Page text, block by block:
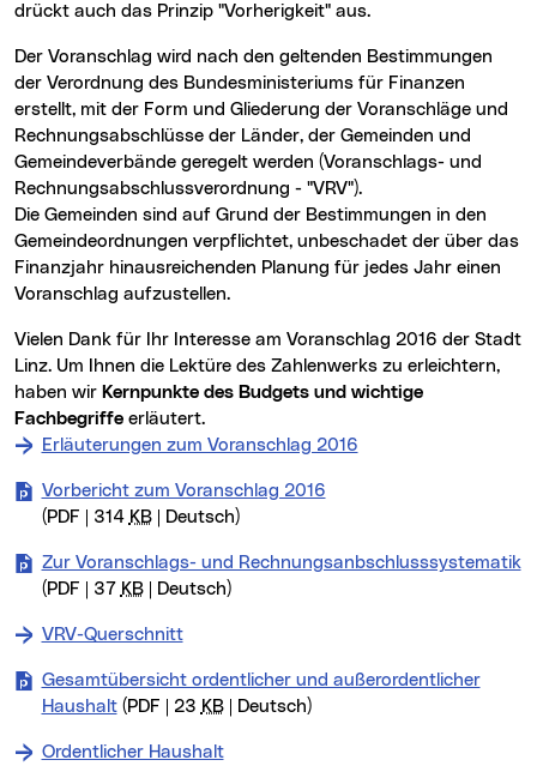
drückt auch das Prinzip "Vorherigkeit" aus.
Der Voranschlag wird nach den geltenden Bestimmungen
der Verordnung des Bundesministeriums für Finanzen
erstellt, mit der Form und Gliederung der Voranschläge und
Rechnungsabschlüsse der Länder, der Gemeinden und
Gemeindeverbände geregelt werden (Voranschlags- und
Rechnungsabschlussverordnung - "VRV").
Die Gemeinden sind auf Grund der Bestimmungen in den
Gemeindeordnungen verpflichtet, unbeschadet der über das
Finanzjahr hinausreichenden Planung für jedes Jahr einen
Voranschlag aufzustellen.
Vielen Dank für Ihr Interesse am Voranschlag 2016 der Stadt
Linz. Um Ihnen die Lektüre des Zahlenwerks zu erleichtern,
haben wir Kernpunkte des Budgets und wichtige
Fachbegriffe erläutert.
Erläuterungen zum Voranschlag 2016
Vorbericht zum Voranschlag 2016
(PDF | 314 KB| Deutsch)
Zur Voranschlags- und Rechnungsanbschlusssystematik
(PDF | 37 KB| Deutsch)
VRV-Querschnitt
Gesamtübersicht ordentlicher und außerordentlicher
Haushalt (PDF | 23 KB| Deutsch)
Ordentlicher Haushalt